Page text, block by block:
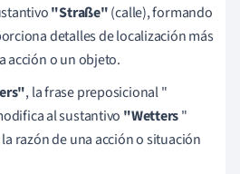
"Straße"(calle), formando
detalles de localización más
acción o un objeto.
, la frase preposicional "
al sustantivo "Wetters"
razón de una acción o situación